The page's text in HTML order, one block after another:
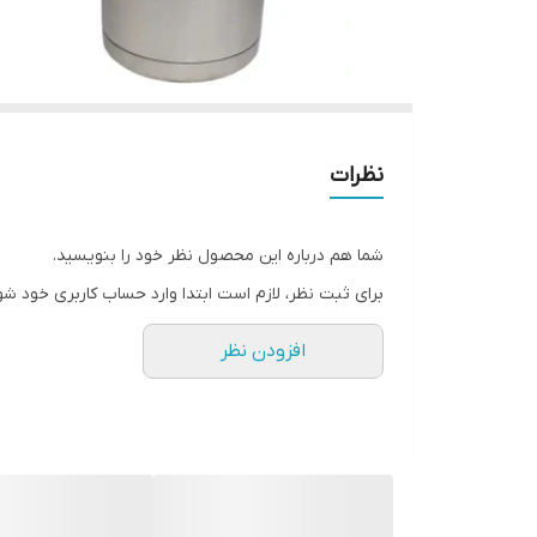
نظرات
شما هم درباره این محصول نظر خود را بنویسید.
برای ثبت نظر، لازم است ابتدا وارد حساب کاربری خود
افزودن نظر